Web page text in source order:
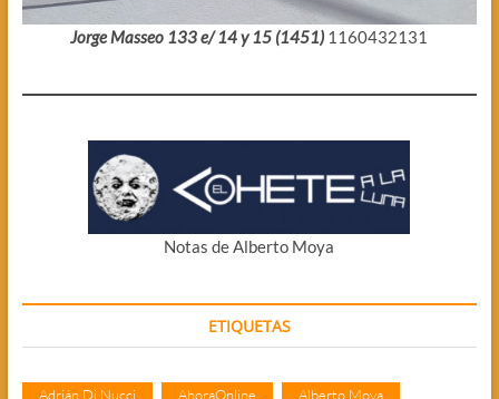
Jorge Masseo 133 e/ 14 y 15 (1451) 1160432131
Notas de Alberto Moya
ETIQUETAS
Adrián Di Nucci AhoraOnline Alberto Moya